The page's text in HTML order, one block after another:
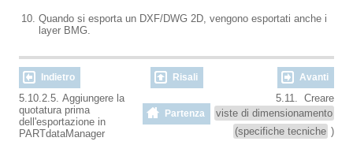
Quando si esporta un DXF/DWG 2D, vengono esportati anche i
layer BMG.
Indietro Risali Avanti
5.10.2.5. Aggiungere la
quotatura prima
dell'esportazione in
PARTdataManager
Partenza
5.11. Creare
viste di dimensionamento
(specifiche tecniche )